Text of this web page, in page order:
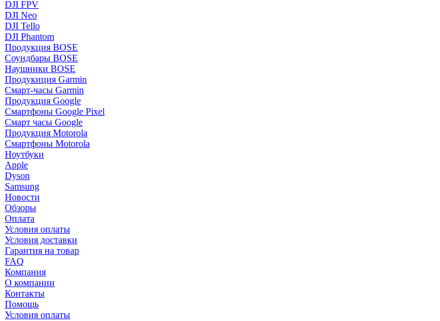
DJI FPV
DJI Neo
DJI Tello
DJI Phantom
Продукция BOSE
Соундбары BOSE
Наушники BOSE
Продукиция Garmin
Смарт-часы Garmin
Продукция Google
Смартфоны Google Pixel
Смарт часы Google
Продукция Motorola
Смартфоны Motorola
Ноутбуки
Apple
Dyson
Samsung
Новости
Обзоры
Оплата
Условия оплаты
Условия доставки
Гарантия на товар
FAQ
Компания
О компании
Контакты
Помощь
Условия оплаты